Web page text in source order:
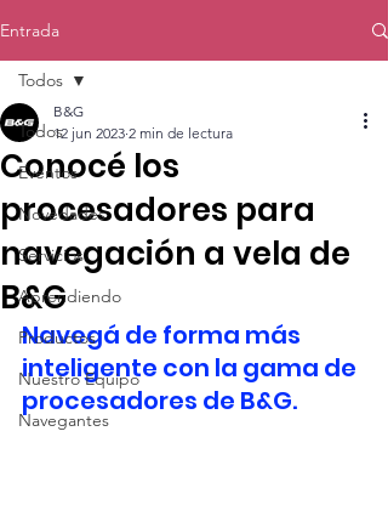
Entrada
Todos
Eventos
Novedades
Servicios
Aprendiendo
Productos
Nuestro Equipo
Navegantes
Todos
Conocé los
procesadores para
navegación a vela de
B&G
B&G
12 jun 2023 2 min de lectura
Navegá de forma más
inteligente con la gama de
procesadores de B&G.